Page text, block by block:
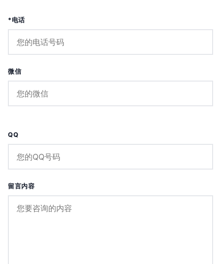
*电话
微信
QQ
留言内容